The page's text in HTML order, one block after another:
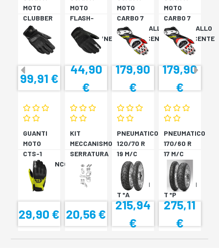
MOTO
CLUBBER
GLOVE
NERO
99,91 €
MOTO
FLASH-
KP
VERDONE/NERO
44,90
€
MOTO
CARBO 7
ROSSO/GIALLO
FLUORESCENTE
179,90
€
MOTO
CARBO 7
ROSSO/GIALLO
FLUORESCENTE
179,90
€
GUANTI
MOTO
CTS-1
NERO/BIANCO
29,90 €
KIT
MECCANISMO
SERRATURA
SH33
SH34
20,56 €
PNEUMATICO
120/70 R
19 M/C
60V TL
???
SCORPION
T *A
215,94
€
PNEUMATICO
170/60 R
17 M/C
72V
TL????
SCORPION
T *P
275,11
€